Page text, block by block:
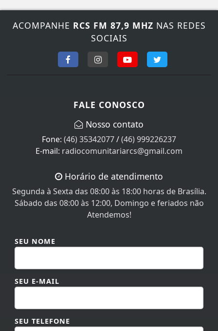
ACOMPANHE RCS FM 87,9 MHZ NAS REDES
SOCIAIS
FALE CONOSCO
Nosso contato
Fone: (46) 35342077/(46) 999226237
E-mail: radiocomunitariarcs@gmail.com
Horário de atendimento
Segunda à Sexta das 08:00 às 18:00 horas de Brasília.
Sábado das 08:00 às 12:00, Domingo e feriados não
Atendemos!
SEU NOME
SEU E-MAIL
SEU TELEFONE